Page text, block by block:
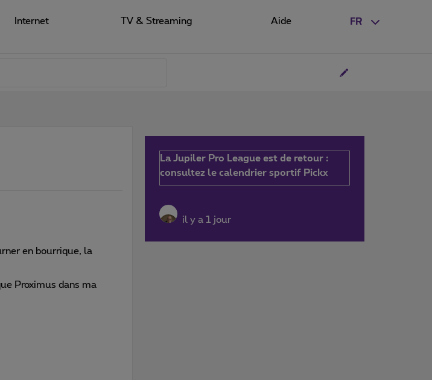
FR
Internet TV & Streaming Aide
en bourrique, la
Proximus dans ma
La Jupiler Pro League est de retour :
consultez le calendrier sportif Pickx
il y a 1 jour